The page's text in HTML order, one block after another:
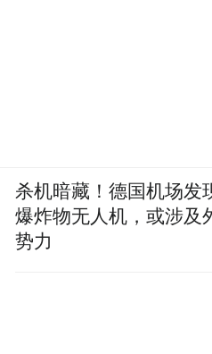
杀机暗藏！德国机场发
爆炸物无人机，或涉及
势力